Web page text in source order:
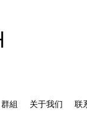
群組 关于我们 联